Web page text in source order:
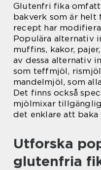
Glutenfri fika
bakverk som är
recept har
Populära alternativ
muffins, kakor,
av dessa alternativ
som teffmjöl,
mandelmjöl, som
Det finns också
mjölmixar
det enklare att
Utforska
glutenfria